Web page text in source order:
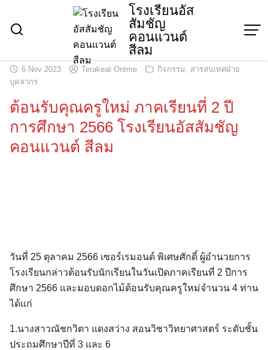
content
โรงเรียนอัส
สัมชัญ
คอนแวนต์
สีลม
6 Nov 2023 Terakeat Ontme กิจกรรม, สารสนเทศฝ่าย
บุคลากร
ต้อนรับคุณครูใหม่ ภาคเรียนที่ 2 ปี
การศึกษา 2566 โรงเรียนอัสสัมชัญ
คอนแวนต์ สีลม
วันที่ 25 ตุลาคม 2566 เซอร์เรมอนด์ พิเศษศักดิ์ ผู้อำนวยการ
โรงเรียนกล่าวต้อนรับนักเรียนในวันเปิดภาคเรียนที่ 2 ปีการ
ศึกษา 2566 และมอบดอกไม้ต้อนรับคุณครูใหม่จำนวน 4 ท่าน
ได้แก่
1.นางสาวณัชกวิตา แดงสว่าง สอนวิชาวิทยาศาสตร์ ระดับชั้น
ประถมศึกษาปีที่ 3 และ 6